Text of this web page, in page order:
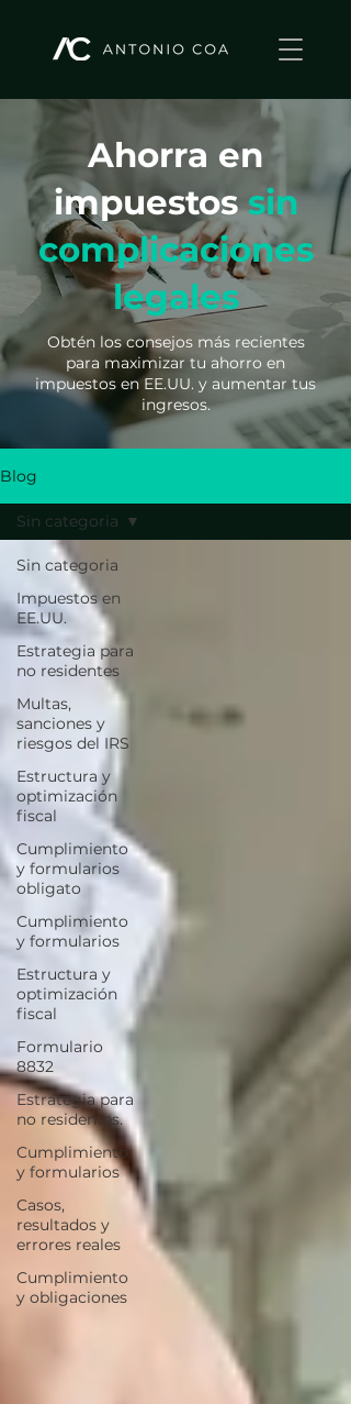
Ahorra en
impuestossin
complicaciones
legales
Obtén los consejos más recientes
para maximizar tu ahorro en
impuestos en EE.UU. y aumentar tus
ingresos.
Blog
Sin categoria
Impuestos en
EE.UU.
Estrategia para
no residentes
Multas,
sanciones y
riesgos del IRS
Estructura y
optimización
fiscal
Cumplimiento
y formularios
obligato
Cumplimiento
y formularios
Estructura y
optimización
fiscal
Formulario
8832
Estrategia para
no residentes.
Cumplimiento
y formularios
Casos,
resultados y
errores reales
Cumplimiento
y obligaciones
Sin categoria